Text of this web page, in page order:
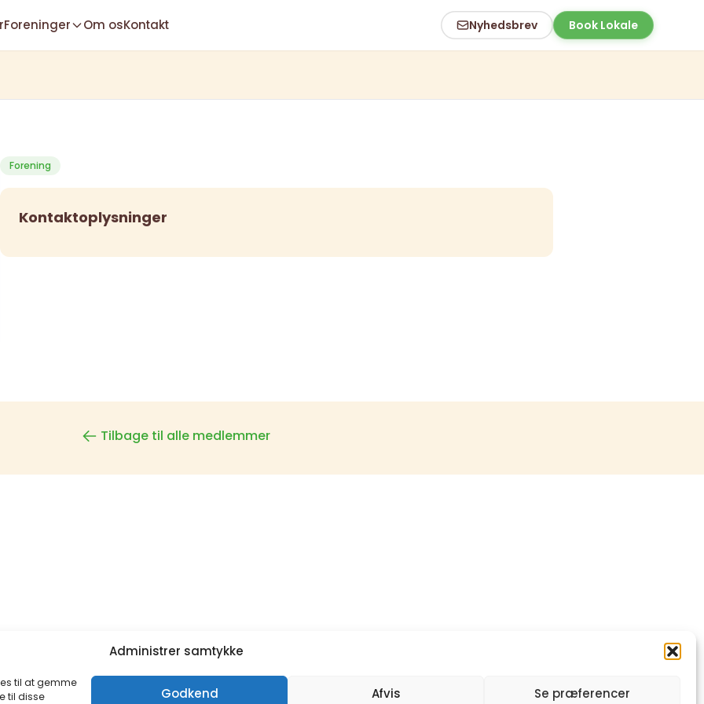
Administrer samtykke
til at gemme
til disse
Godkend Afvis Se præferencer
Foreninger Om osKontakt Nyhedsbrev Book Lokale
Forening
Kontaktoplysninger
Tilbage til alle medlemmer